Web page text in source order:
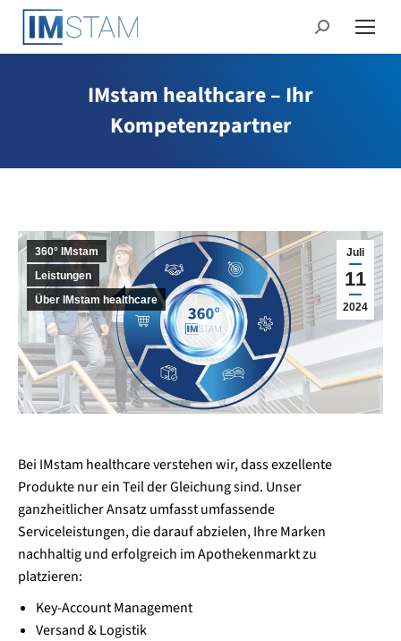
Search:
IMstam healthcare – Ihr
Kompetenzpartner
Juli
11
2024
360° IMstam
Leistungen
Über IMstam healthcare
Bei IMstam healthcare verstehen wir, dass exzellente
Produkte nur ein Teil der Gleichung sind. Unser
ganzheitlicher Ansatz umfasst umfassende
Serviceleistungen, die darauf abzielen, Ihre Marken
nachhaltig und erfolgreich im Apothekenmarkt zu
platzieren:
Key-Account Management
Versand & Logistik